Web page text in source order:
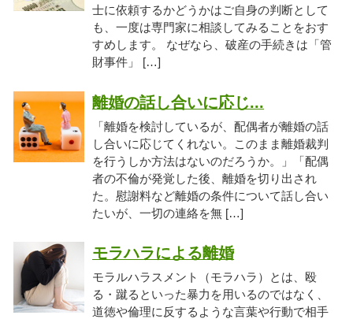
士に依頼するかどうかはご自身の判断として
も、一度は専門家に相談してみることをおす
すめします。 なぜなら、破産の手続きは「管
財事件」 […]
離婚の話し合いに応じ...
「離婚を検討しているが、配偶者が離婚の話
し合いに応じてくれない。このまま離婚裁判
を行うしか方法はないのだろうか。」「配偶
者の不倫が発覚した後、離婚を切り出され
た。慰謝料など離婚の条件について話し合い
たいが、一切の連絡を無 […]
モラハラによる離婚
モラルハラスメント（モラハラ）とは、殴
る・蹴るといった暴力を用いるのではなく、
道徳や倫理に反するような言葉や行動で相手